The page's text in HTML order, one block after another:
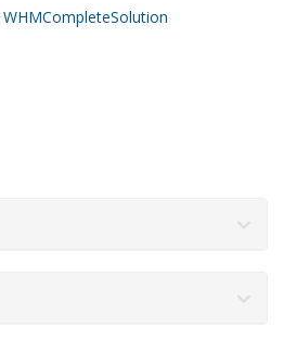
WHMCompleteSolution